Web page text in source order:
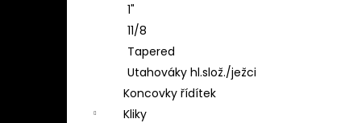
1"
11/8
Tapered
Utahováky hl.slož./ježci
Koncovky řídítek
Kliky